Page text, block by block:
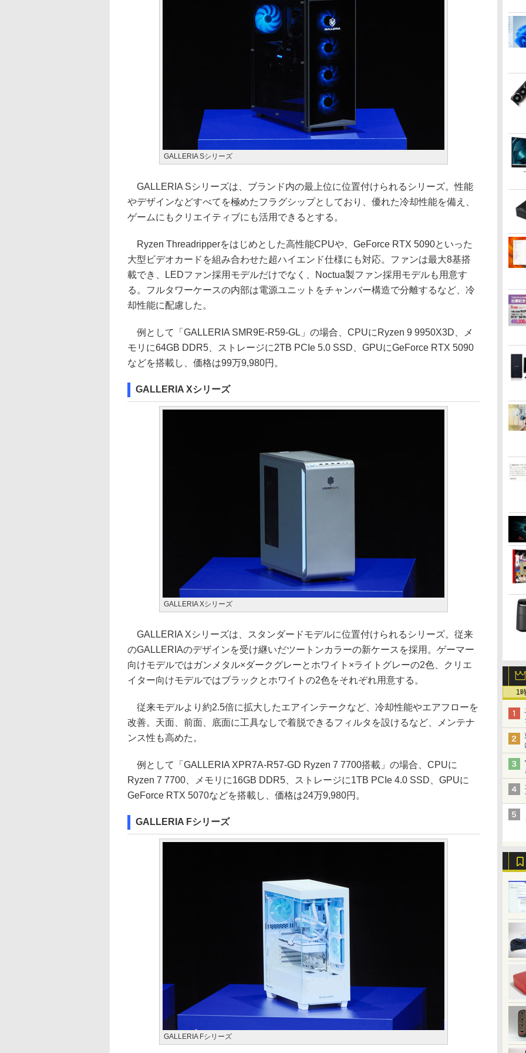
1
GALLERIA Sシリーズ
GALLERIA Sシリーズは、ブランド内の最上位に位置付けられるシリーズ。性能
やデザインなどすべてを極めたフラグシップとしており、優れた冷却性能を備え、
ゲームにもクリエイティブにも活用できるとする。
Ryzen Threadripperをはじめとした高性能CPUや、GeForce RTX 5090といった
大型ビデオカードを組み合わせた超ハイエンド仕様にも対応。ファンは最大8基搭
載でき、LEDファン採用モデルだけでなく、Noctua製ファン採用モデルも用意す
る。フルタワーケースの内部は電源ユニットをチャンバー構造で分離するなど、冷
却性能に配慮した。
例として「GALLERIA SMR9E-R59-GL」の場合、CPUにRyzen 9 9950X3D、メ
モリに64GB DDR5、ストレージに2TB PCIe 5.0 SSD、GPUにGeForce RTX 5090
などを搭載し、価格は99万9,980円。
GALLERIA Xシリーズ
GALLERIA Xシリーズ
GALLERIA Xシリーズは、スタンダードモデルに位置付けられるシリーズ。従来
のGALLERIAのデザインを受け継いだツートンカラーの新ケースを採用。ゲーマー
向けモデルではガンメタル×ダークグレーとホワイト×ライトグレーの2色、クリエ
イター向けモデルではブラックとホワイトの2色をそれぞれ用意する。
従来モデルより約2.5倍に拡大したエアインテークなど、冷却性能やエアフローを
改善。天面、前面、底面に工具なしで着脱できるフィルタを設けるなど、メンテナ
ンス性も高めた。
例として「GALLERIA XPR7A-R57-GD Ryzen 7 7700搭載」の場合、CPUに
Ryzen 7 7700、メモリに16GB DDR5、ストレージに1TB PCIe 4.0 SSD、GPUに
GeForce RTX 5070などを搭載し、価格は24万9,980円。
GALLERIA Fシリーズ
GALLERIA Fシリーズ